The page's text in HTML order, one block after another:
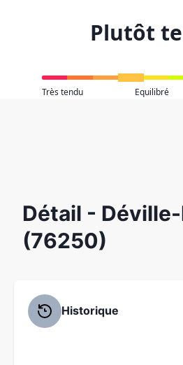
Plutôt
Très tendu Equilibré
Détail -
(76250)
Historique